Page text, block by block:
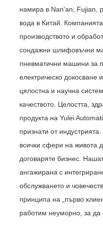
намира в Nan'an, Fujian,
вода в Китай.
производството и
сондажни шлифовъчни
пневматични машини за
електрическо докосване
цялостна и научна
качеството. Целостта,
продукта на Yulei
признати от
всички сфери на живота
договаряте бизнес.
ангажирана с
обслужването и
принципа на „първо
работим неуморно, за